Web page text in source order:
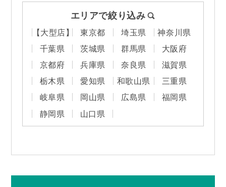
エリアで絞り込み
【大型店】 東京都 埼玉県
神奈川県
千葉県
茨城県 群馬県
大阪府
京都府
兵庫県 奈良県
滋賀県
栃木県
愛知県 和歌山県
三重県
岐阜県
岡山県 広島県
福岡県
静岡県
山口県